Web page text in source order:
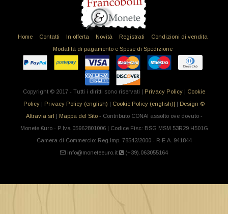
Home Contatti In offerta Novità Registrati
Condizioni di vendita
Modalità di pagamento e Spese di Spedizione
Copyright © 2017 - Tutti i diritti sono riservati | Privacy Policy | Cookie
Policy | Privacy Policy (english) | Cookie Policy (english)| | Design ©
Altravia srl | Mappa del Sito- Contributo CONAI assolto ove dovuto -
Monete €uro - P.Iva 05962801006 | Codice Fisc: BSG MSM 53R29 H501G
Camera di Commercio: Reg.Imp. 78542/2000 - R.E.A. 941844
info@moneteeuro.it
(+39).063055164